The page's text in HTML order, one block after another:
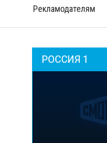
Рекламодателям
РОССИЯ 1